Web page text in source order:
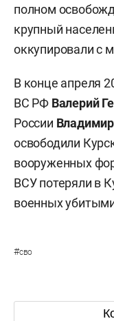
полном
крупный
оккупировали с
В конце апреля
ВС РФ Валерий
России
освободили
вооруженных
ВСУ потеряли в
военных
#сво